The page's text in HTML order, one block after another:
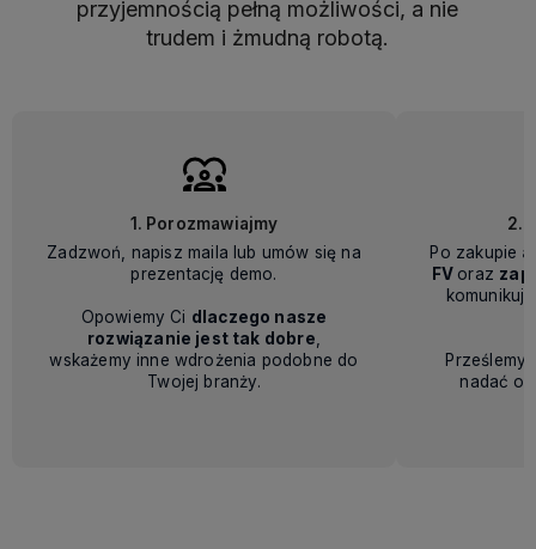
przyjemnością pełną możliwości, a nie
trudem i żmudną robotą.